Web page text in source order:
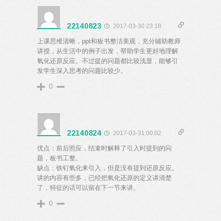
22140823 2017-03-30 23:18
上课思维清晰，ppt和板书整洁美观，充分辅助教师
讲授，从生活中的例子出发，帮助学生更好地理解
氧化还原反应。不过提的问题都比较浅显，能够引
发学生深入思考的问题比较少。
0
22140824 2017-03-31 00:02
优点：前后照应，结束时解释了引入时提到的问
题，板书工整。
缺点：铁钉氧化来引入，但是没有提到还原反应。
讲的内容有些多，已经把氧化还原的定义讲清楚
了，特征的话可以留在下一节来讲。
0